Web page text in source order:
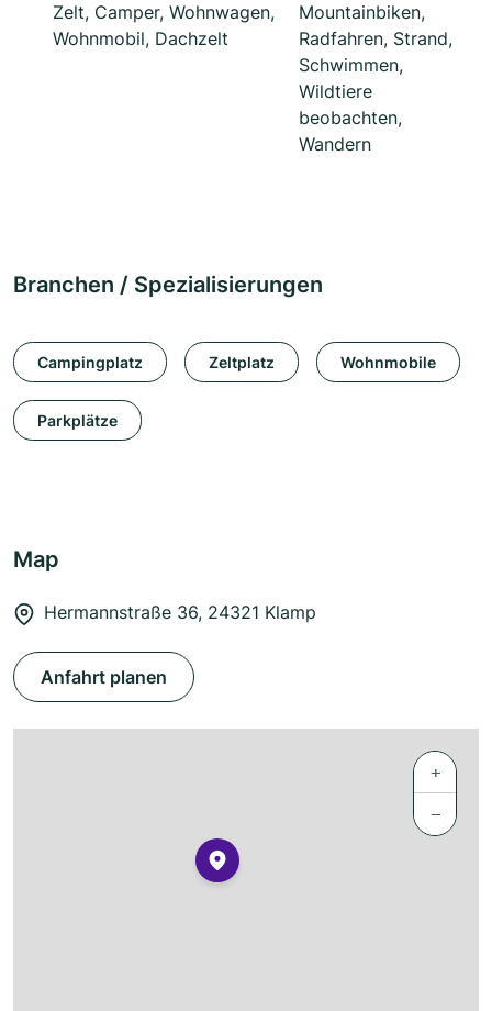
Zelt, Camper, Wohnwagen,
Wohnmobil, Dachzelt
Mountainbiken,
Radfahren, Strand,
Schwimmen,
Wildtiere
beobachten,
Wandern
Branchen / Spezialisierungen
Campingplatz Zeltplatz Wohnmobile
Parkplätze
Map
Hermannstraße 36, 24321 Klamp
Anfahrt planen
+
−